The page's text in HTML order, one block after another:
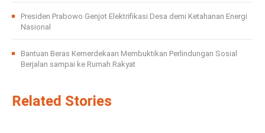
Presiden Prabowo Genjot Elektrifikasi Desa demi Ketahanan Energi
Nasional
Bantuan Beras Kemerdekaan Membuktikan Perlindungan Sosial
Berjalan sampai ke Rumah Rakyat
Related Stories